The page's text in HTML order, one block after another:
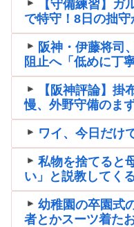
【守備練習】ガ
で特守！8日の拙
阪神・伊藤将司
阻止へ「低めに丁
【阪神評論】掛
慢、外野守備のま
ワイ、今日だけ
私物を捨てると
い」と説教してく
幼稚園の卒園式
者とかスーツ着た